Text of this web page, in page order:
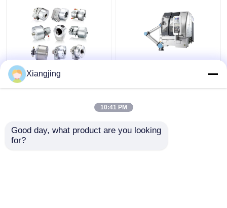
दक्ष हाथ
ऑटो-स्ट्रांग रोटरी
हाइड्रोलिक सिलेंडर हाई स्पीड
हाई स्पीड मिलिंग के लिए
Xiangjing
10:41 PM
Good day, what product are you looking
for?